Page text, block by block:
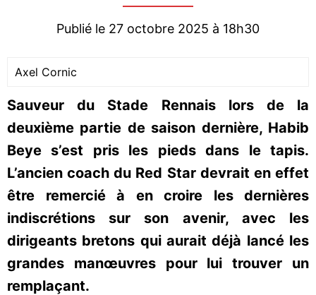
Publié le 27 octobre 2025 à 18h30
Axel Cornic
Sauveur du Stade Rennais lors de la
deuxième partie de saison dernière, Habib
Beye s’est pris les pieds dans le tapis.
L’ancien coach du Red Star devrait en effet
être remercié à en croire les dernières
indiscrétions sur son avenir, avec les
dirigeants bretons qui aurait déjà lancé les
grandes manœuvres pour lui trouver un
remplaçant.